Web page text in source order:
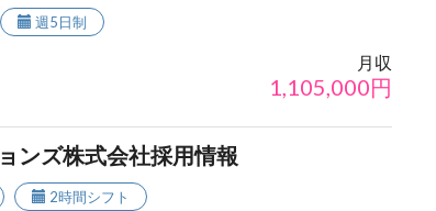
週5日制
月収
1,105,000円
ンズ株式会社採用情報
2時間シフト